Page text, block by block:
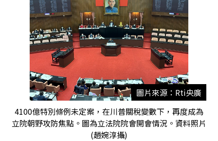
圖片來源：Rti央廣
4100億特別條例未定案，在川普關稅變數下，再度成為
立院朝野攻防焦點。圖為立法院院會開會情況。資料照片
(趙婉淳攝)